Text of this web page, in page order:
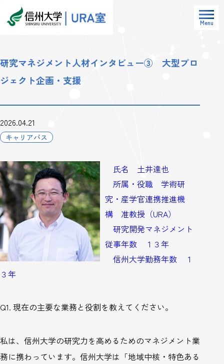
Menu
研究マネジメント人材インタビュー③ 大型プロ
ジェクト企画・支援
2026.04.21
キャリアパス
氏名 土井達也
所属・役職 学術研
究・産学官連携推進機
構 准教授（URA）
研究開発マネジメント
従事年数 １３年
信州大学勤務年数 １
３年
Q1. 現在の主要な業務と役割を教えてください。
私は、信州大学の研究力を高めるためのマネジメント業
務に携わっています。信州大学は「地域中核・特色ある